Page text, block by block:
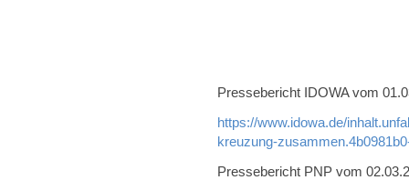
Pressebericht IDOWA vom
https://www.idowa.de/
kreuzung-
Pressebericht PNP vom